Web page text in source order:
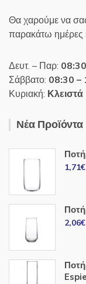
Θα χαρούμε να
παρακάτω ημέρες
Δευτ. – Παρ:
Σάββατο: 08:30 –
Κυριακή: Κλειστά
Νέα Προϊόντα
1,71€
2,06€